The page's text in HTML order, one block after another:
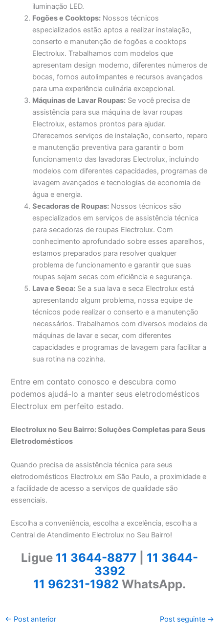
iluminação LED.
Fogões e Cooktops: Nossos técnicos
especializados estão aptos a realizar instalação,
conserto e manutenção de fogões e cooktops
Electrolux. Trabalhamos com modelos que
apresentam design moderno, diferentes números de
bocas, fornos autolimpantes e recursos avançados
para uma experiência culinária excepcional.
Máquinas de Lavar Roupas: Se você precisa de
assistência para sua máquina de lavar roupas
Electrolux, estamos prontos para ajudar.
Oferecemos serviços de instalação, conserto, reparo
e manutenção preventiva para garantir o bom
funcionamento das lavadoras Electrolux, incluindo
modelos com diferentes capacidades, programas de
lavagem avançados e tecnologias de economia de
água e energia.
Secadoras de Roupas: Nossos técnicos são
especializados em serviços de assistência técnica
para secadoras de roupas Electrolux. Com
conhecimento aprofundado sobre esses aparelhos,
estamos preparados para resolver qualquer
problema de funcionamento e garantir que suas
roupas sejam secas com eficiência e segurança.
Lava e Seca: Se a sua lava e seca Electrolux está
apresentando algum problema, nossa equipe de
técnicos pode realizar o conserto e a manutenção
necessários. Trabalhamos com diversos modelos de
máquinas de lavar e secar, com diferentes
capacidades e programas de lavagem para facilitar a
sua rotina na cozinha.
Entre em contato conosco e descubra como
podemos ajudá-lo a manter seus eletrodomésticos
Electrolux em perfeito estado.
Electrolux no Seu Bairro: Soluções Completas para Seus
Eletrodomésticos
Quando precisa de assistência técnica para seus
eletrodomésticos Electrolux em São Paulo, a proximidade e
a facilidade de acesso a serviços de qualidade são
essenciais.
Escolha a conveniência, escolha a excelência, escolha a
Central de Atendimento Electrolux no Seu Bairro!
Ligue 11 3644-8877
11 3644-
3392
11 96231-1982 WhatsApp.
← Post anterior Post seguinte →